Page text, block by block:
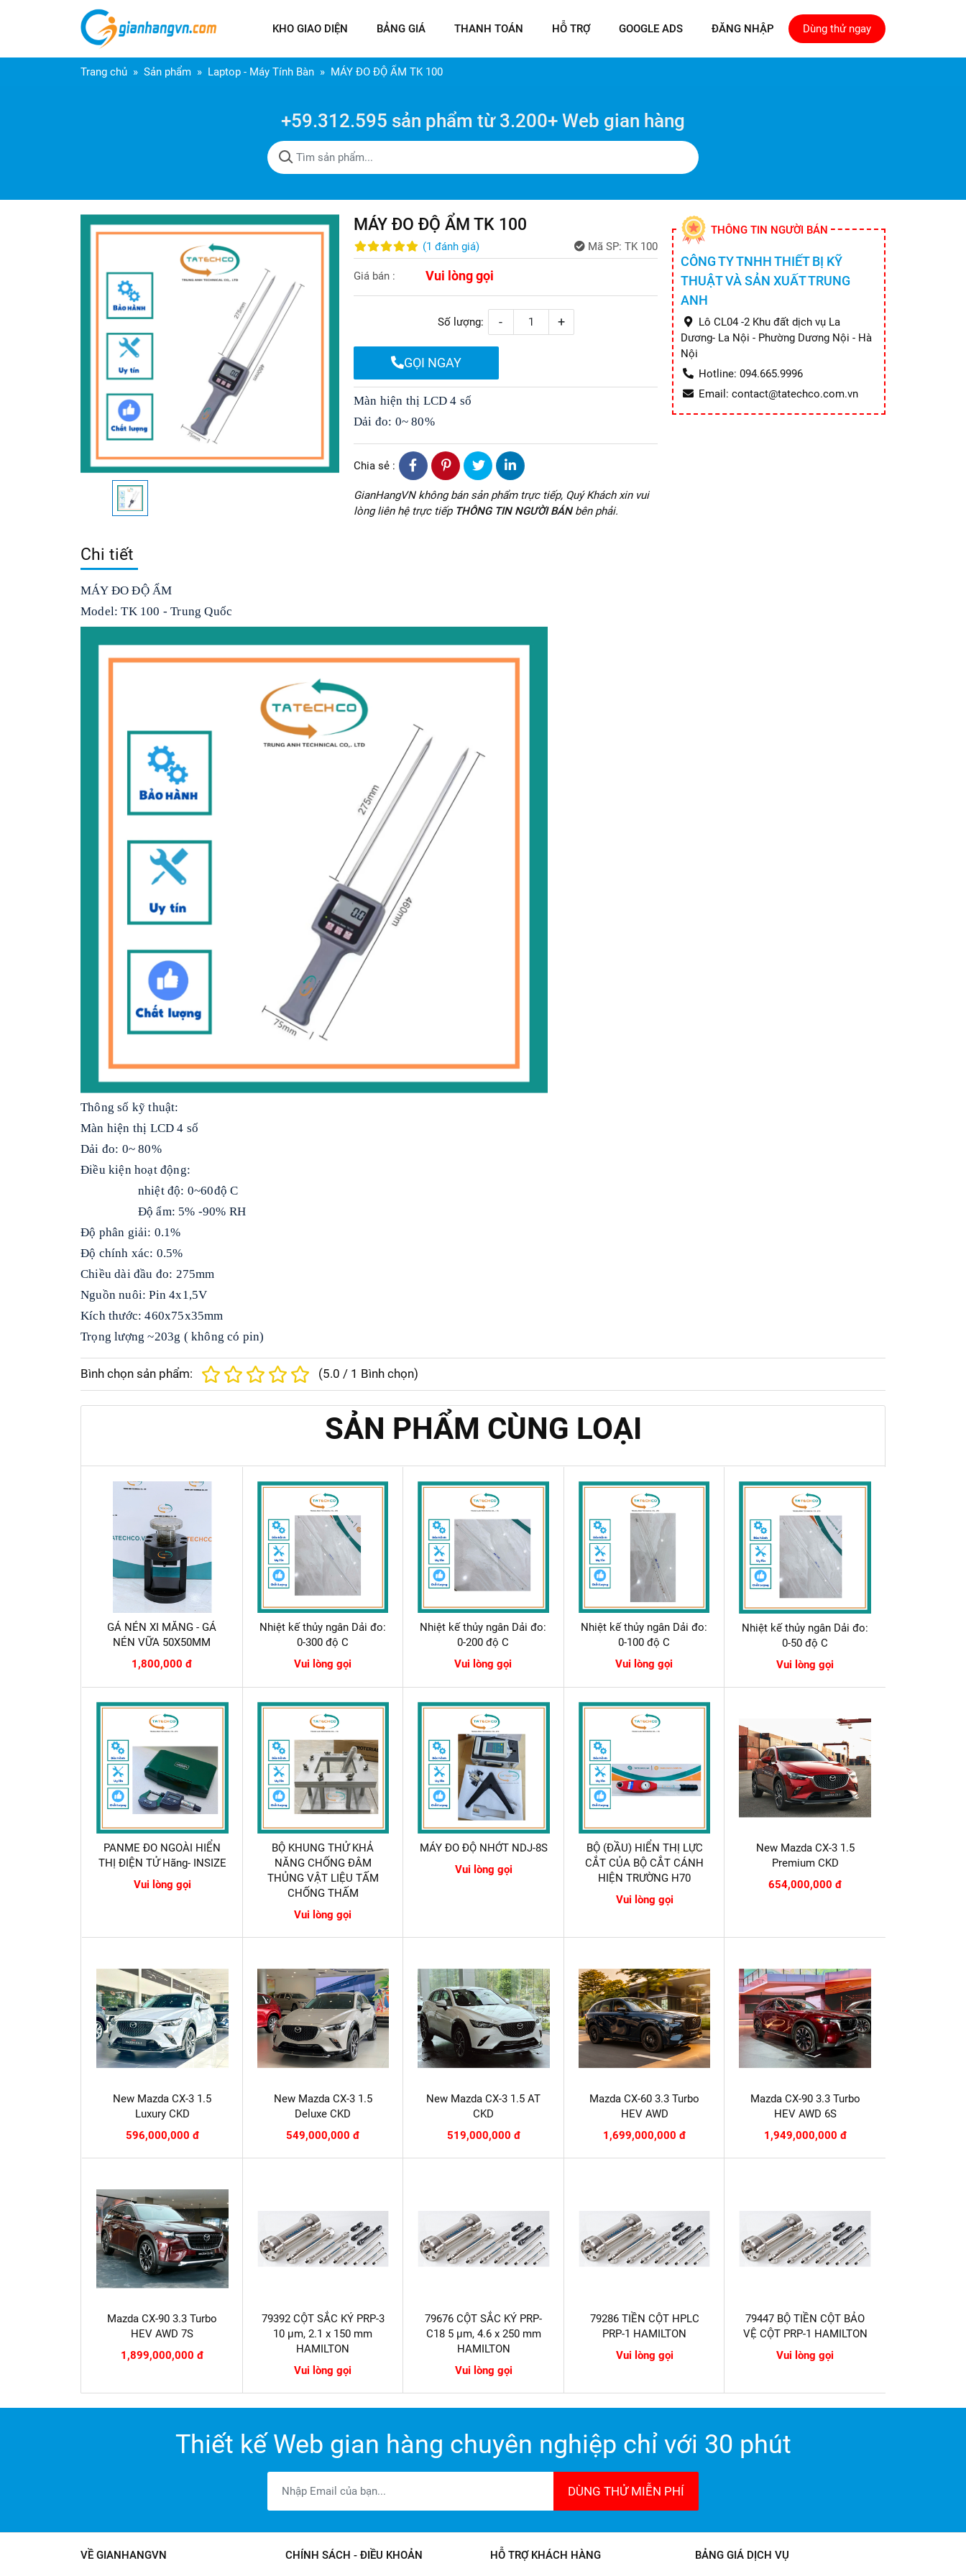
KHO GIAO DIỆN BẢNG GIÁ THANH TOÁN HỖ TRỢ GOOGLE ADS ĐĂNG NHẬP Dùng thử ngay
Trang chủ Sản phẩm Laptop - Máy Tính Bàn MÁY ĐO ĐỘ ẨM TK 100
+59.312.595 sản phẩm từ 3.200+ Web gian hàng
MÁY ĐO ĐỘ ẨM TK 100
(1 đánh giá) Mã SP: TK 100
Giá bán : Vui lòng gọi
Số lượng: - +
GỌI NGAY
Màn hiện thị LCD 4 số
Dải đo: 0~ 80%
Chia sẻ :
GianHangVN không bán sản phẩm trực tiếp, Quý Khách xin vui
lòng liên hệ trực tiếp THÔNG TIN NGƯỜI BÁNbên phải.
THÔNG TIN NGƯỜI BÁN
CÔNG TY TNHH THIẾT BỊ KỸ
THUẬT VÀ SẢN XUẤT TRUNG
ANH
Lô CL04 -2 Khu đất dịch vụ La
Dương- La Nội - Phường Dương Nội - Hà
Nội
Hotline: 094.665.9996
Email: contact@tatechco.com.vn
Chi tiết
MÁY ĐO ĐỘ ẨM
Model: TK 100 - Trung Quốc
Thông số kỹ thuật:
Màn hiện thị LCD 4 số
Dải đo: 0~ 80%
Điều kiện hoạt động:
nhiệt độ: 0~60độ C
Độ ẩm: 5% -90% RH
Độ phân giải: 0.1%
Độ chính xác: 0.5%
Chiều dài đầu đo: 275mm
Nguồn nuôi: Pin 4x1,5V
Kích thước: 460x75x35mm
Trọng lượng ~203g ( không có pin)
Bình chọn sản phẩm: (5.0 / 1 Bình chọn)
SẢN PHẨM CÙNG LOẠI
GÁ NÉN XI MĂNG - GÁ
NÉN VỮA 50X50MM
1,800,000 đ
Nhiệt kế thủy ngân Dải đo:
0-300 độ C
Vui lòng gọi
Nhiệt kế thủy ngân Dải đo:
0-200 độ C
Vui lòng gọi
Nhiệt kế thủy ngân Dải đo:
0-100 độ C
Vui lòng gọi
Nhiệt kế thủy ngân Dải đo:
0-50 độ C
Vui lòng gọi
PANME ĐO NGOÀI HIỂN
THỊ ĐIỆN TỬ Hãng- INSIZE
Vui lòng gọi
BỘ KHUNG THỬ KHẢ
NĂNG CHỐNG ĐÂM
THỦNG VẬT LIỆU TẤM
CHỐNG THẤM
Vui lòng gọi
MÁY ĐO ĐỘ NHỚT NDJ-8S
Vui lòng gọi
BỘ (ĐẦU) HIỂN THỊ LỰC
CẮT CỦA BỘ CẮT CÁNH
HIỆN TRƯỜNG H70
Vui lòng gọi
New Mazda CX-3 1.5
Premium CKD
654,000,000 đ
New Mazda CX-3 1.5
Luxury CKD
596,000,000 đ
New Mazda CX-3 1.5
Deluxe CKD
549,000,000 đ
New Mazda CX-3 1.5 AT
CKD
519,000,000 đ
Mazda CX-60 3.3 Turbo
HEV AWD
1,699,000,000 đ
Mazda CX-90 3.3 Turbo
HEV AWD 6S
1,949,000,000 đ
Mazda CX-90 3.3 Turbo
HEV AWD 7S
1,899,000,000 đ
79392 CỘT SẮC KÝ PRP-3
10 µm, 2.1 x 150 mm
HAMILTON
Vui lòng gọi
79676 CỘT SẮC KÝ PRP-
C18 5 µm, 4.6 x 250 mm
HAMILTON
Vui lòng gọi
79286 TIỀN CỘT HPLC
PRP-1 HAMILTON
Vui lòng gọi
79447 BỘ TIỀN CỘT BẢO
VỆ CỘT PRP-1 HAMILTON
Vui lòng gọi
Thiết kế Web gian hàng chuyên nghiệp chỉ với 30 phút
DÙNG THỬ MIỄN PHÍ
VỀ GIANHANGVN
CHÍNH SÁCH - ĐIỀU KHOẢN
HỖ TRỢ KHÁCH HÀNG
BẢNG GIÁ DỊCH VỤ